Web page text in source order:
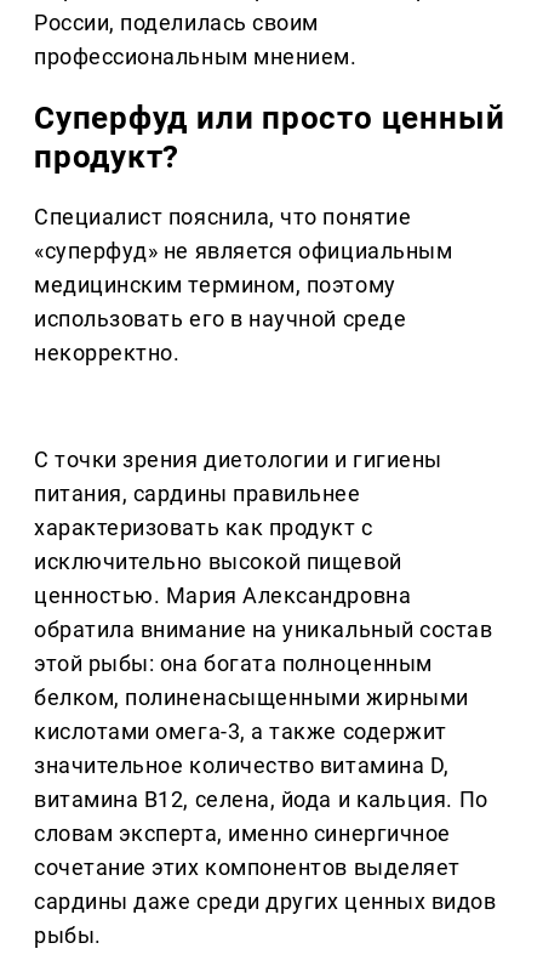
России, поделилась своим
профессиональным мнением.
Суперфуд или просто ценный
продукт?
Специалист пояснила, что понятие
«суперфуд» не является официальным
медицинским термином, поэтому
использовать его в научной среде
некорректно.
С точки зрения диетологии и гигиены
питания, сардины правильнее
характеризовать как продукт с
исключительно высокой пищевой
ценностью. Мария Александровна
обратила внимание на уникальный состав
этой рыбы: она богата полноценным
белком, полиненасыщенными жирными
кислотами омега-3, а также содержит
значительное количество витамина D,
витамина B12, селена, йода и кальция. По
словам эксперта, именно синергичное
сочетание этих компонентов выделяет
сардины даже среди других ценных видов
рыбы.